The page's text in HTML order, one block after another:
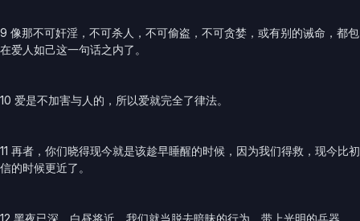
9 像那不可奸淫，不可杀人，不可偷盗，不可贪婪，或有别的诫命，都包
在爱人如己这一句话之内了。
10 爱是不加害与人的，所以爱就完全了律法。
11 再者，你们晓得现今就是该趁早睡醒的时候，因为我们得救，现今比初
信的时候更近了。
12 黑夜已深，白昼将近。我们就当脱去暗昧的行为，带上光明的兵器。